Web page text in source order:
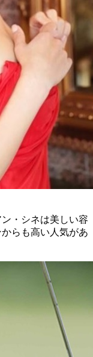
・シネは美しい容
らも高い人気があ